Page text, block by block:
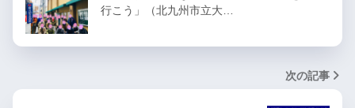
行こう」（北九州市立大…
次の記事